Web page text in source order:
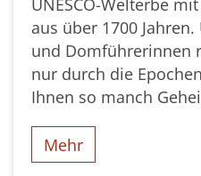
UNESCO-Welterbe
aus über 1700
und Domführerinnen
nur durch die
Ihnen so manch
Mehr